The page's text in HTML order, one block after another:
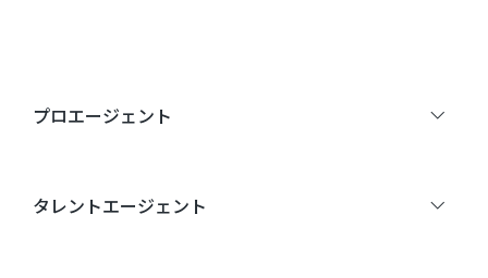
プロエージェント
タレントエージェント